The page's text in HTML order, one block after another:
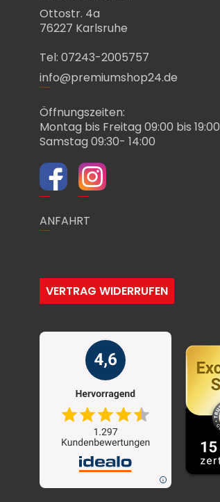
Ottostr. 4a
76227 Karlsruhe
Tel: 07243-2005757
info@premiumshop24.de
Öffnungszeiten:
Montag bis Freitag 09:00 bis 19:00
Samstag 09:30- 14:00
ANFAHRT
VERTRAG WIDERRUFEN